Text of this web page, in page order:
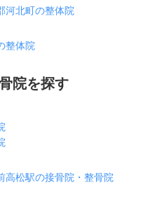
河北町の整体院
整体院
院を探す
高松駅の接骨院・整骨院